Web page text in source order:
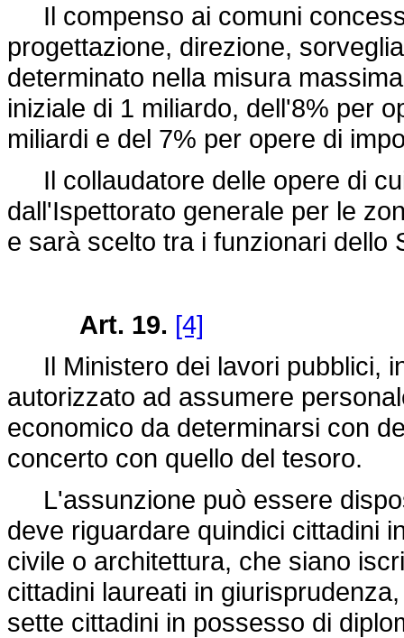
Il compenso ai comuni
progettazione, direzione,
determinato nella misura
iniziale di 1 miliardo, dell'8% per
miliardi e del 7% per opere di
Il collaudatore delle opere di
dall'Ispettorato generale per le
e sarà scelto tra i funzionari dello
Art. 19. [4]
Il Ministero dei lavori pubblici,
autorizzato ad assumere
economico da determinarsi con
concerto con quello del tesoro.
L'assunzione può essere
deve riguardare quindici cittadini
civile o architettura, che siano
cittadini laureati in
sette cittadini in possesso di